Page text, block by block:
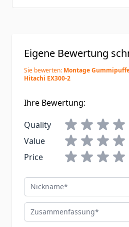
Eigene Bewertung
Sie bewerten: Montage
Hitachi EX300-2
Ihre Bewertung:
Quality
Value
Price
Nickname
Zusammenfassung